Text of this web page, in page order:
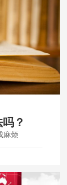
？
麻烦